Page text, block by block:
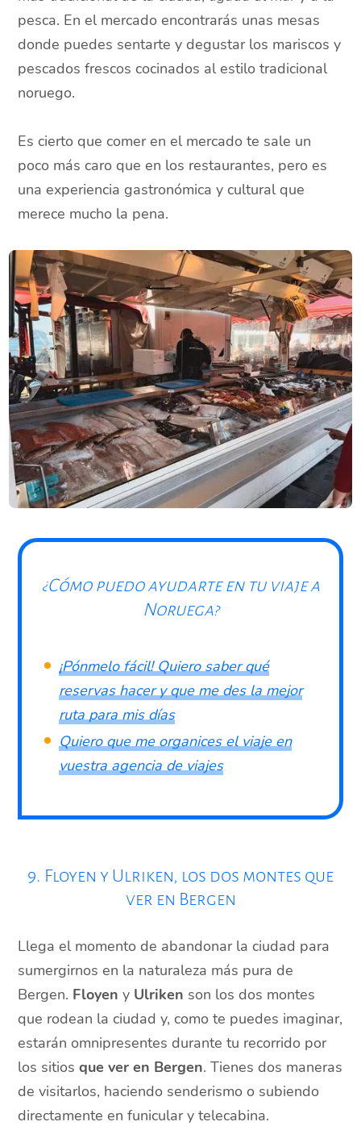
pesca. En el mercado encontrarás unas mesas
donde puedes sentarte y degustar los mariscos y
pescados frescos cocinados al estilo tradicional
noruego.
Es cierto que comer en el mercado te sale un
poco más caro que en los restaurantes, pero es
una experiencia gastronómica y cultural que
merece mucho la pena.
¿Cómo puedo ayudarte en tu viaje a
Noruega?
¡Pónmelo fácil! Quiero saber qué
reservas hacer y que me des la mejor
ruta para mis días
Quiero que me organices el viaje en
vuestra agencia de viajes
9. Floyen y Ulriken, los dos montes que
ver en Bergen
Llega el momento de abandonar la ciudad para
sumergirnos en la naturaleza más pura de
Bergen. Floyen y Ulriken son los dos montes
que rodean la ciudad y, como te puedes imaginar,
estarán omnipresentes durante tu recorrido por
los sitiosque ver en Bergen. Tienes dos maneras
de visitarlos, haciendo senderismo o subiendo
directamente en funicular y telecabina.